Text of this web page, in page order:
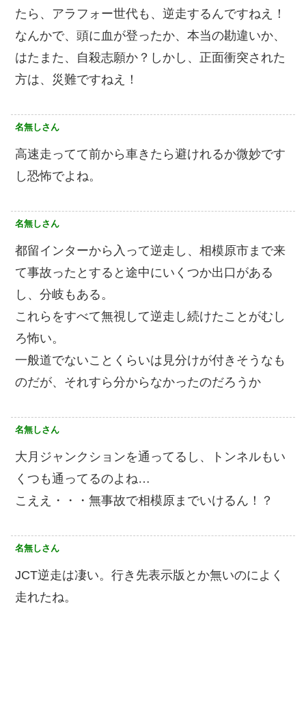
たら、アラフォー世代も、逆走するんですねえ！
なんかで、頭に血が登ったか、本当の勘違いか、
はたまた、自殺志願か？しかし、正面衝突された
方は、災難ですねえ！
名無しさん
高速走ってて前から車きたら避けれるか微妙です
し恐怖でよね。
名無しさん
都留インターから入って逆走し、相模原市まで来
て事故ったとすると途中にいくつか出口がある
し、分岐もある。
これらをすべて無視して逆走し続けたことがむし
ろ怖い。
一般道でないことくらいは見分けが付きそうなも
のだが、それすら分からなかったのだろうか
名無しさん
大月ジャンクションを通ってるし、トンネルもい
くつも通ってるのよね…
こええ・・・無事故で相模原までいけるん！？
名無しさん
JCT逆走は凄い。行き先表示版とか無いのによく
走れたね。